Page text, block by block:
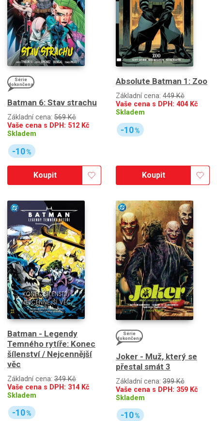
Série
dokončena
Batman 6: Stav strachu
Základní cena: 569 Kč
Vaše cena s DPH: 512 Kč
Skladem
-10%
Koupit
Absolute Batman 1: Zoo
Základní cena: 449 Kč
Vaše cena s DPH: 404Kč
Skladem
-10%
Koupit
Batman - Legendy
Temného rytíře: Konec
šílenství / Nejcennější
věc
Základní cena: 349 Kč
Vaše cena s DPH: 314Kč
Skladem
-10%
Série
dokončena
Joker - Muž, který se
přestal smát 3
Základní cena: 399 Kč
Vaše cena s DPH: 359 Kč
Skladem
-10%